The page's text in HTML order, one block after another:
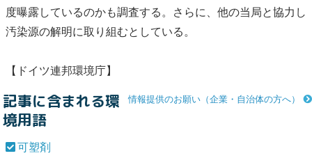
度曝露しているのかも調査する。さらに、他の当局と協力し
汚染源の解明に取り組むとしている。
【ドイツ連邦環境庁】
情報提供のお願い（企業・自治体の方へ）
記事に含まれる環
境用語
可塑剤